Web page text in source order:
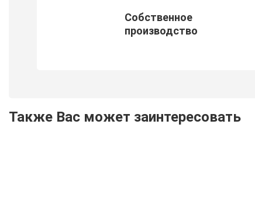
Собственное
производство
Также Вас может заинтересовать